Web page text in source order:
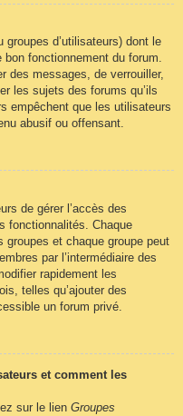
d’utilisateurs) dont le
fonctionnement du forum.
des messages, de verrouiller,
les sujets des forums qu’ils
empêchent que les utilisateurs
abusif ou offensant.
de gérer l’accès des
fonctionnalités. Chaque
groupes et chaque groupe peut
par l’intermédiaire des
rapidement les
telles qu’ajouter des
un forum privé.
et comment les
sur le lien Groupes